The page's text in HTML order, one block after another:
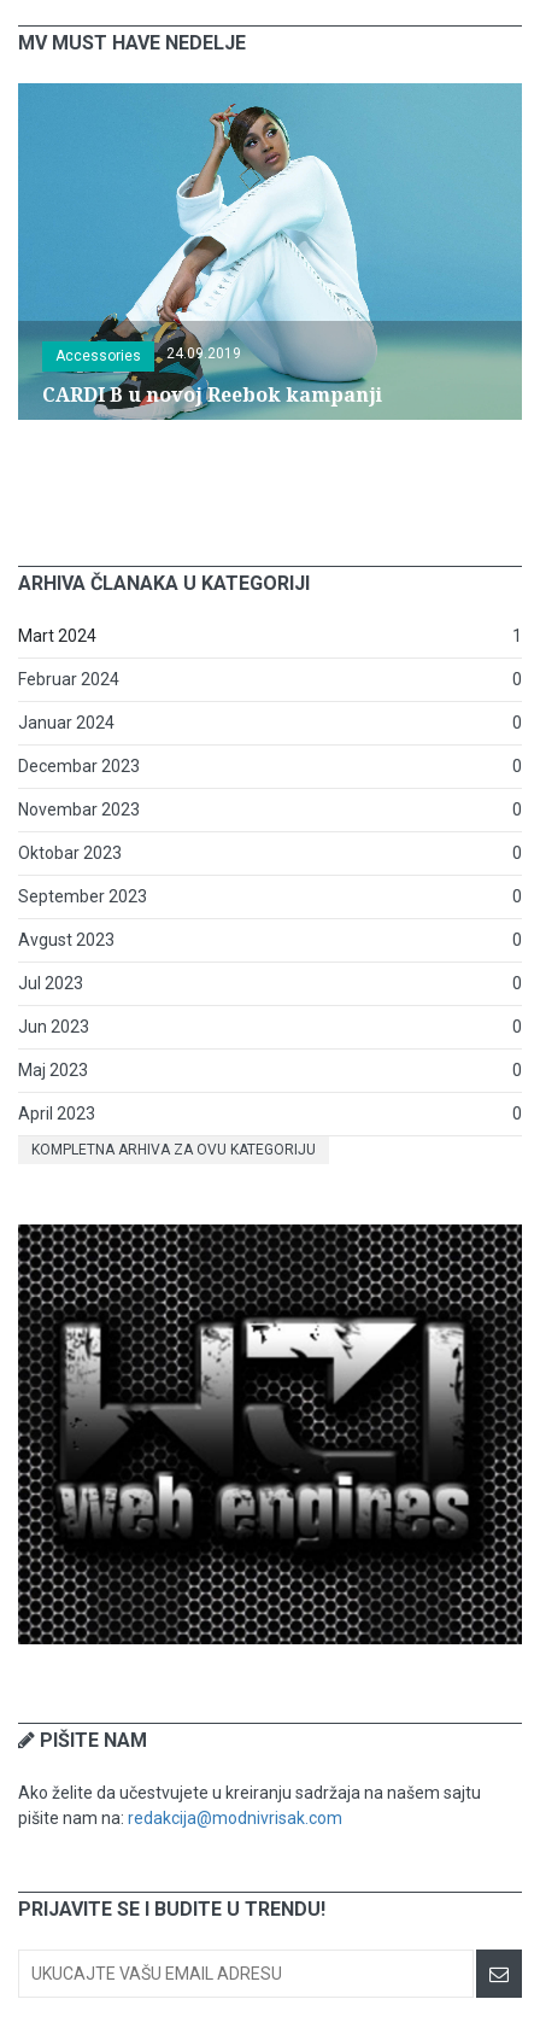
MV MUST HAVE NEDELJE
Accessories 24.09.2019
CARDI B u novoj Reebok kampanji
ARHIVA ČLANAKA U KATEGORIJI
Mart 2024 1
Februar 2024 0
Januar 2024 0
Decembar 2023 0
Novembar 2023 0
Oktobar 2023 0
September 2023 0
Avgust 2023 0
Jul 2023 0
Jun 2023 0
Maj 2023 0
April 2023 0
KOMPLETNA ARHIVA ZA OVU KATEGORIJU
PIŠITE NAM
Ako želite da učestvujete u kreiranju sadržaja na našem sajtu
pišite nam na: redakcija@modnivrisak.com
PRIJAVITE SE I BUDITE U TRENDU!